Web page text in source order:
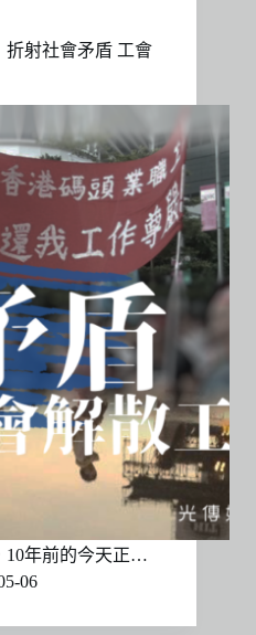
折射社會矛盾 工會
10年前的今天正…
06